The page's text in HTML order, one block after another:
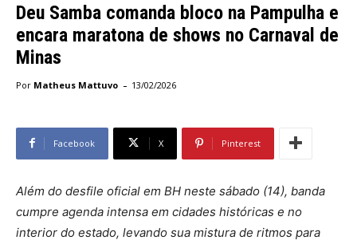
Deu Samba comanda bloco na Pampulha e
encara maratona de shows no Carnaval de
Minas
Por Matheus Mattuvo - 13/02/2026
Facebook X Pinterest
Além do desfile oficial em BH neste sábado (14), banda
cumpre agenda intensa em cidades históricas e no
interior do estado, levando sua mistura de ritmos para